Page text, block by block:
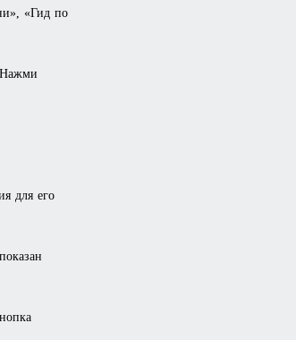
«Гид по
для его